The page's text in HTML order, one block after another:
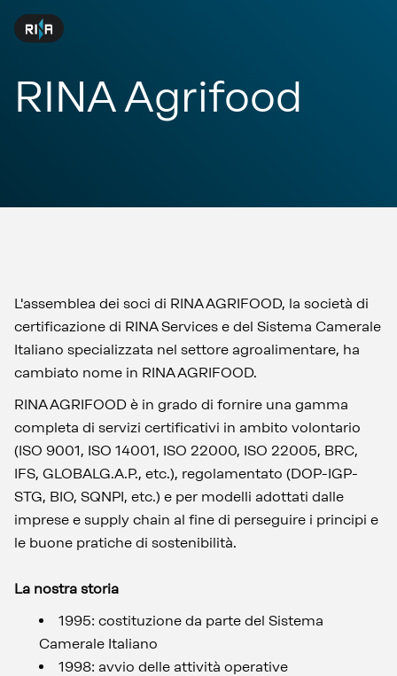
RINA Agrifood
L'assemblea dei soci di RINA AGRIFOOD, la società di
certificazione di RINA Services e del Sistema Camerale
Italiano specializzata nel settore agroalimentare, ha
cambiato nome in RINA AGRIFOOD.
RINA AGRIFOOD è in grado di fornire una gamma
completa di servizi certificativi in ambito volontario
(ISO 9001, ISO 14001, ISO 22000, ISO 22005, BRC,
IFS, GLOBALG.A.P., etc.), regolamentato (DOP-IGP-
STG, BIO, SQNPI, etc.) e per modelli adottati dalle
imprese e supply chain al fine di perseguire i principi e
le buone pratiche di sostenibilità.
La nostra storia
1995: costituzione da parte del Sistema
Camerale Italiano
1998: avvio delle attività operative